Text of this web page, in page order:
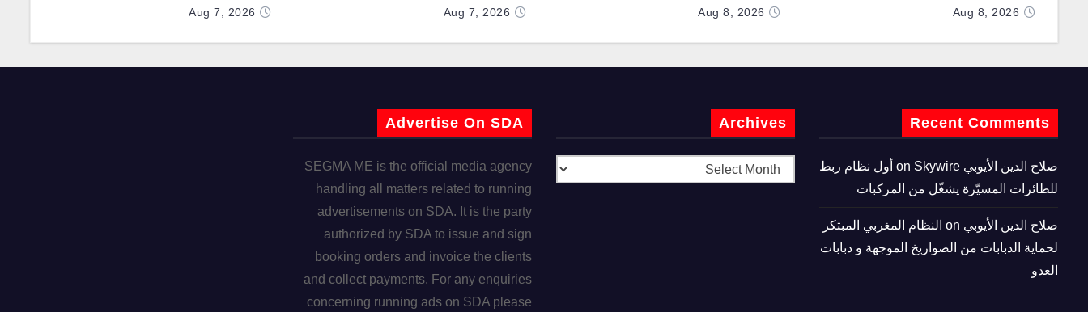
“نوماد 100”Aug 8, 2026
“TP200”
Aug 8, 2026
Aug 7, 2026
Aug 7, 2026
Recent Comments
صلاح الدين الأيوبي
Skywire أول نظام ربط
للطائرات المسيّرة يشغّل من المركبات
صلاح الدين الأيوبي
النظام المغربي المبتكر
لحماية الدبابات من الصواريخ الموجهة و دبابات
العدو
Archives
Advertise On SDA
SEGMA ME is the official media agency
handling all matters related to running
advertisements on SDA. It is the party
authorized by SDA to issue and sign
booking orders and invoice the clients
and collect payments. For any enquiries
concerning running ads on SDA please